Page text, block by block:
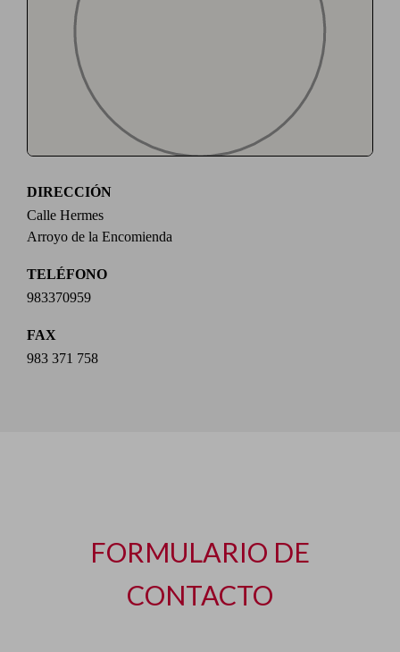
DIRECCIÓN
Calle Hermes
Arroyo de la Encomienda
TELÉFONO
983370959
FAX
983 371 758
FORMULARIO DE
CONTACTO